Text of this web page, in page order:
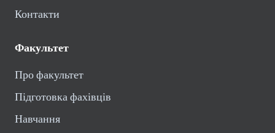
Контакти
Факультет
Про факультет
Підготовка фахівців
Навчання